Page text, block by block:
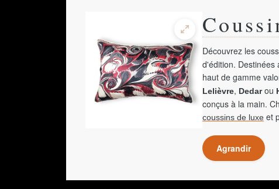
Découvrez les
d'édition. Destinées
haut de gamme
Lelièvre, Dedarou
conçus à la main.
coussins de luxe et
Agrandir